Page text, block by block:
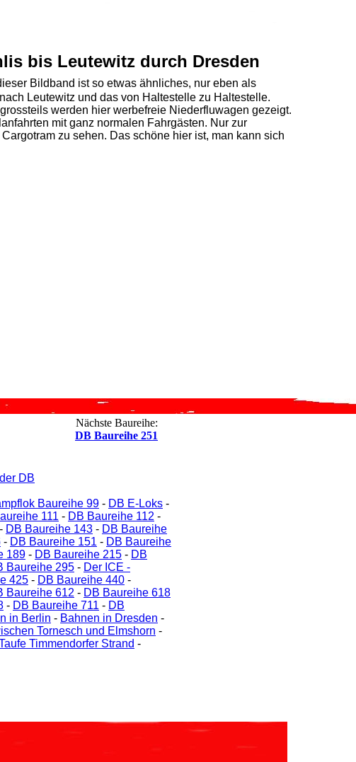
bis Leutewitz durch Dresden
Bildband ist so etwas ähnliches, nur eben als
Leutewitz und das von Haltestelle zu Haltestelle.
werden hier werbefreie Niederfluwagen gezeigt.
mit ganz normalen Fahrgästen. Nur zur
zu sehen. Das schöne hier ist, man kann sich
Nächste Baureihe:
DB Baureihe 251
DB
Baureihe 99 - DB E-Loks -
111 - DB Baureihe 112 -
- DB Baureihe 143 - DB Baureihe
- DB Baureihe 151 - DB Baureihe
189 - DB Baureihe 215 - DB
Baureihe 295 - Der ICE -
425 - DB Baureihe 440 -
Baureihe 612 - DB Baureihe 618
- DB Baureihe 711 - DB
in Berlin - Bahnen in Dresden -
Tornesch und Elmshorn -
Timmendorfer Strand -